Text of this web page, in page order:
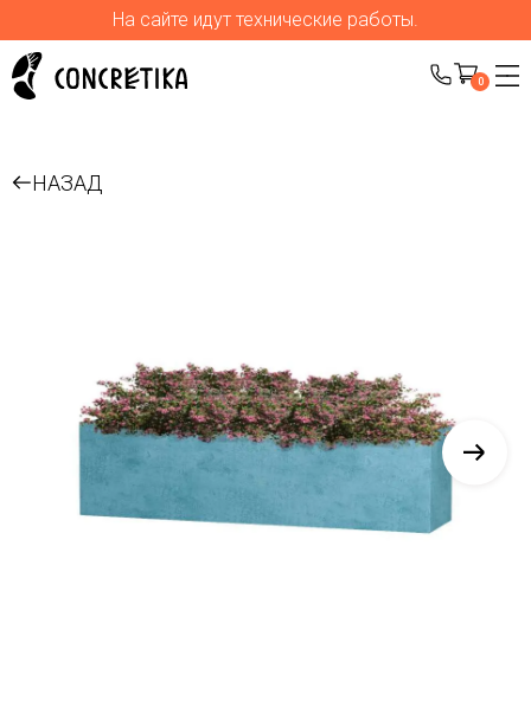
На сайте идут технические работы.
0
НАЗАД